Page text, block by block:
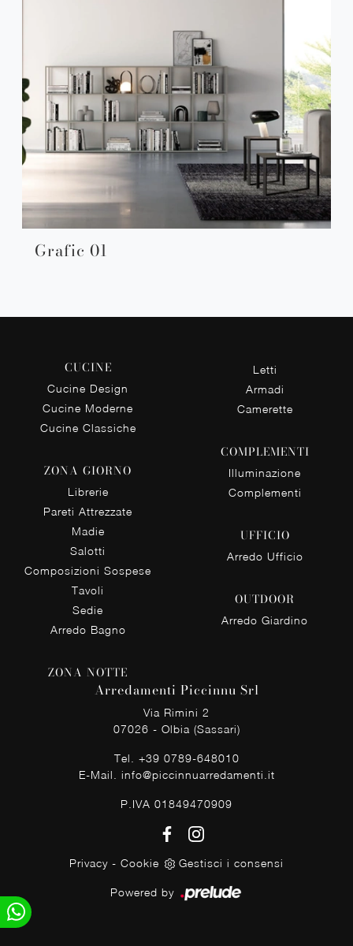
Grafic 01
CUCINE
Cucine Design
Cucine Moderne
Cucine Classiche
ZONA GIORNO
Librerie
Pareti Attrezzate
Madie
Salotti
Composizioni Sospese
Tavoli
Sedie
Arredo Bagno
ZONA NOTTE
Letti
Armadi
Camerette
COMPLEMENTI
Illuminazione
Complementi
UFFICIO
Arredo Ufficio
OUTDOOR
Arredo Giardino
Arredamenti Piccinnu Srl
Via Rimini 2
07026 - Olbia (Sassari)
Tel. +39 0789-648010
E-Mail. info@piccinnuarredamenti.it
P.IVA 01849470909
Privacy - Cookie Gestisci i consensi
Powered by